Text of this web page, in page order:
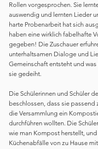
Rollen vorgesprochen. Sie
auswendig und lernten Lieder
harte Probenarbeit hat sich
haben eine wirklich fabelhafte
gegeben! Die Zuschauer
unterhaltsamen Dialoge und
Gemeinschaft entsteht und
sie gedeiht.
Die Schülerinnen und Schüler
beschlossen, dass sie passend
die Versammlung ein
durchführen wollten. Die
wie man Kompost herstellt,
Küchenabfälle von zu Hause